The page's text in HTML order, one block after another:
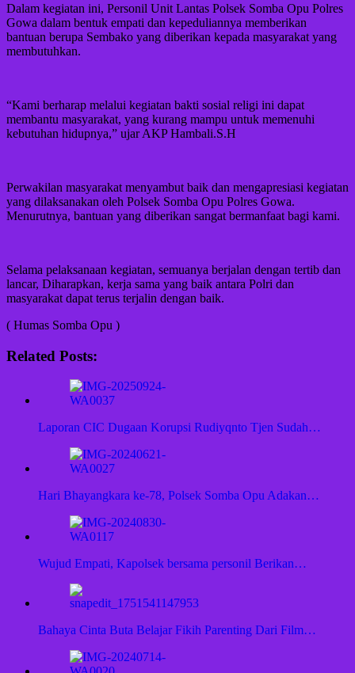
Dalam kegiatan ini, Personil Unit Lantas Polsek Somba Opu Polres
Gowa dalam bentuk empati dan kepeduliannya memberikan
bantuan berupa Sembako yang diberikan kepada masyarakat yang
membutuhkan.
“Kami berharap melalui kegiatan bakti sosial religi ini dapat
membantu masyarakat, yang kurang mampu untuk memenuhi
kebutuhan hidupnya,” ujar AKP Hambali.S.H
Perwakilan masyarakat menyambut baik dan mengapresiasi kegiatan
yang dilaksanakan oleh Polsek Somba Opu Polres Gowa.
Menurutnya, bantuan yang diberikan sangat bermanfaat bagi kami.
Selama pelaksanaan kegiatan, semuanya berjalan dengan tertib dan
lancar, Diharapkan, kerja sama yang baik antara Polri dan
masyarakat dapat terus terjalin dengan baik.
( Humas Somba Opu )
Related Posts:
Laporan CIC Dugaan Korupsi Rudiyqnto Tjen Sudah…
Hari Bhayangkara ke-78, Polsek Somba Opu Adakan…
Wujud Empati, Kapolsek bersama personil Berikan…
Bahaya Cinta Buta Belajar Fikih Parenting Dari Film…